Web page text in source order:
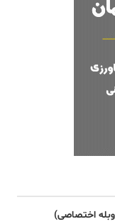
اختصاصی)